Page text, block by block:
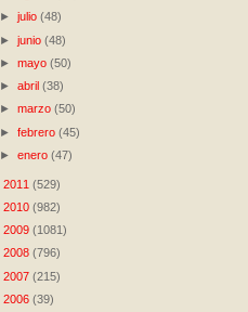
►julio(48)
►junio(48)
►mayo(50)
►abril(38)
►marzo(50)
►febrero(45)
►enero(47)
2011 (529)
2010 (982)
2009 (1081)
2008 (796)
2007 (215)
2006 (39)